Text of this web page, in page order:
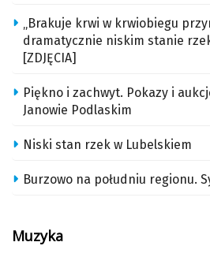
„Brakuje krwi w krwiobiegu
dramatycznie niskim stanie
[ZDJĘCIA]
Piękno i zachwyt. Pokazy i
Janowie Podlaskim
Niski stan rzek w Lubelskiem
Burzowo na południu regionu.
Muzyka